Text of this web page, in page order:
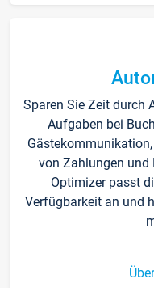
Sparen Sie Zeit durch
Aufgaben bei
von Zahlungen und
Optimizer passt
Verfügbarkeit an und